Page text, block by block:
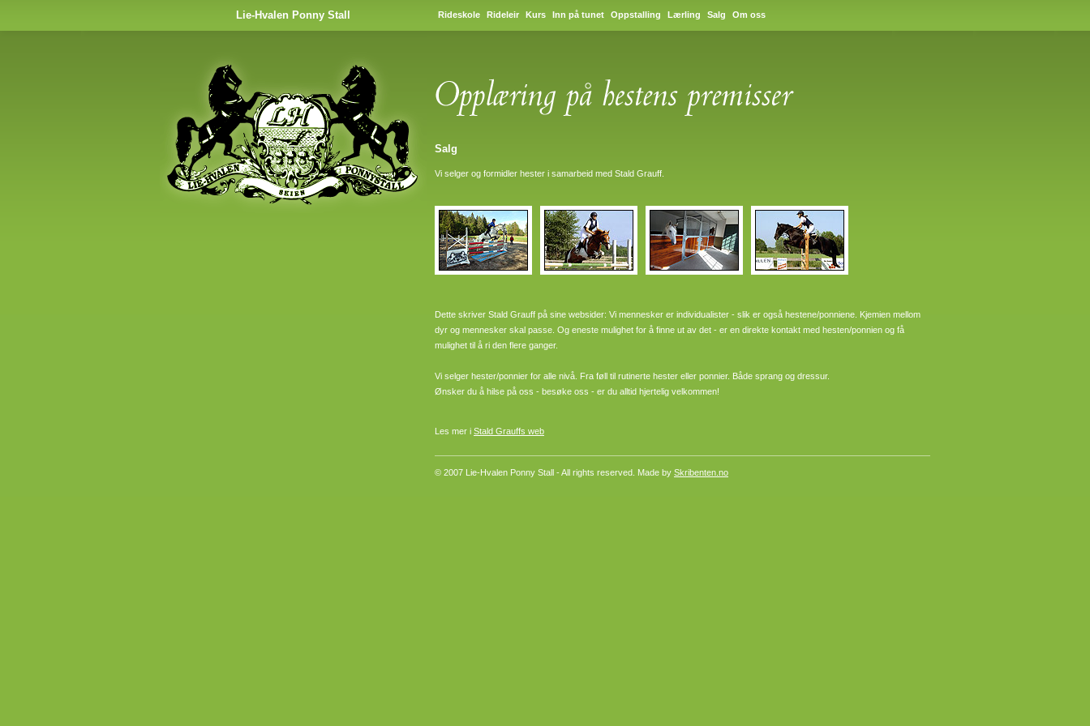
Lie-Hvalen Ponny Stall Rideskole Rideleir Kurs Inn på tunet Oppstalling Lærling Salg Om oss
Salg
Vi selger og formidler hester i samarbeid med Stald Grauff.
Dette skriver Stald Grauff på sine websider: Vi mennesker er individualister - slik er også hestene/ponniene. Kjemien mellom
dyr og mennesker skal passe. Og eneste mulighet for å finne ut av det - er en direkte kontakt med hesten/ponnien og få
mulighet til å ri den flere ganger.
Vi selger hester/ponnier for alle nivå. Fra føll til rutinerte hester eller ponnier. Både sprang og dressur.
Ønsker du å hilse på oss - besøke oss - er du alltid hjertelig velkommen!
Les mer i Stald Grauffs web
© 2007 Lie-Hvalen Ponny Stall - All rights reserved. Made by Skribenten.no